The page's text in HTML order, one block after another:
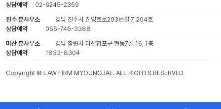
상담예약
02-6245-2359
진주 분사무소
경남 진주시 진양호로293번길 7, 204호
상담예약
055-746-3388
마산 분사무소
경남 창원시 마산합포구 현동7길 16, 1층
상담예약
1833-8304
Copyright © LAW FIRM MYOUNGJAE. ALL RIGHTS RESERVED